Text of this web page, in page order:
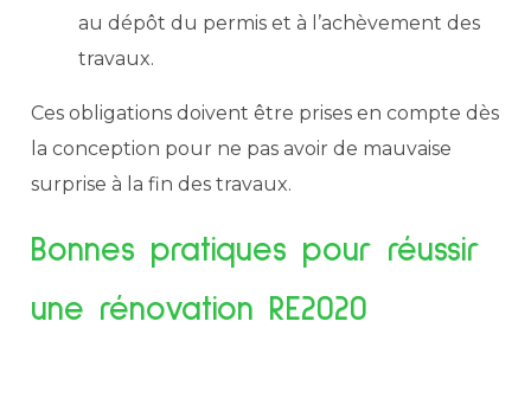
au dépôt du permis et à l’achèvement des
travaux.
Ces obligations doivent être prises en compte dès
la conception pour ne pas avoir de mauvaise
surprise à la fin des ​‍​‌‍​‍‌travaux.
Bonnes​‍​‌‍​‍‌ pratiques pour réussir
une rénovation RE2020